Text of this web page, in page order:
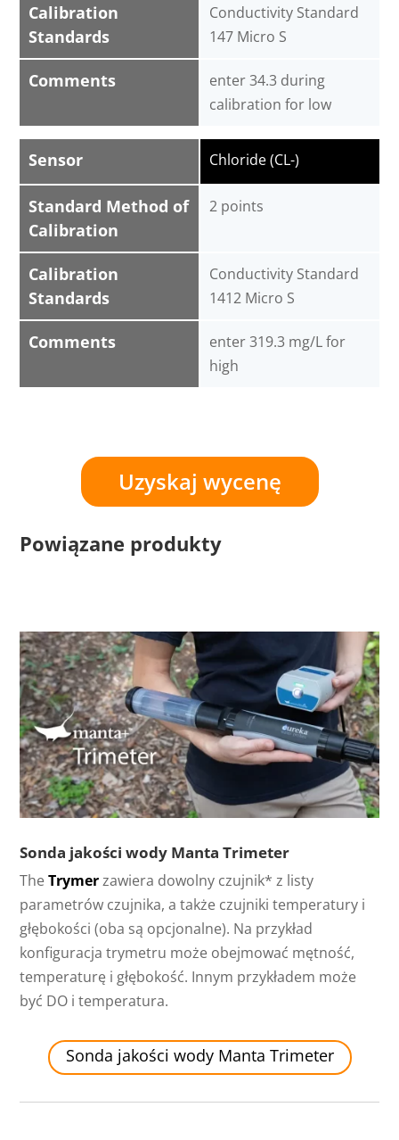
Calibration
Standards
Comments
Conductivity Standard
147 Micro S
enter 34.3 during
calibration for low
Sensor
Standard Method of
Calibration
Calibration
Standards
Comments
Chloride (CL-)
2 points
Conductivity Standard
1412 Micro S
enter 319.3 mg/L for
high
Uzyskaj wycenę
Powiązane produkty
Sonda jakości wody Manta Trimeter
TheTrymerzawiera dowolny czujnik* z listy
parametrów czujnika, a także czujniki temperatury i
głębokości (oba są opcjonalne). Na przykład
konfiguracja trymetru może obejmować mętność,
temperaturę i głębokość. Innym przykładem może
być DO i temperatura.
Sonda jakości wody Manta Trimeter